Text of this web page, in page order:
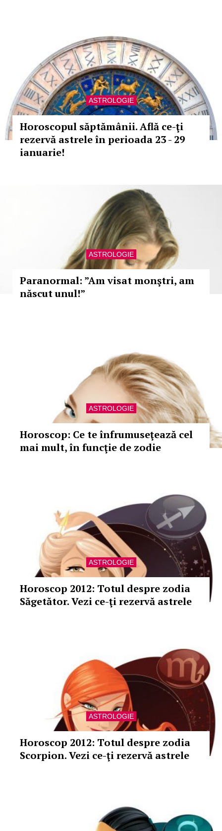
ASTROLOGIE
Horoscopul săptămânii. Află ce-ţi
rezervă astrele în perioada 23 - 29
ianuarie!
ASTROLOGIE
Paranormal: ”Am visat monştri, am
născut unul!”
ASTROLOGIE
Horoscop: Ce te înfrumuseţează cel
mai mult, în funcţie de zodie
ASTROLOGIE
Horoscop 2012: Totul despre zodia
Săgetător. Vezi ce-ţi rezervă astrele
ASTROLOGIE
Horoscop 2012: Totul despre zodia
Scorpion. Vezi ce-ţi rezervă astrele